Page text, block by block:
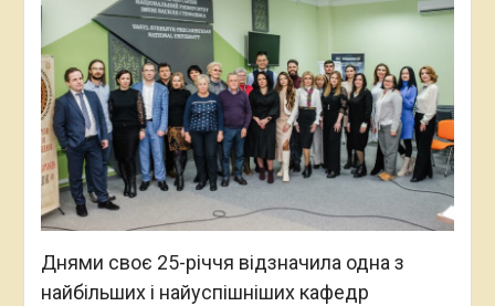
Днями своє 25-річчя відзначила одна з
найбільших і найуспішніших кафедр